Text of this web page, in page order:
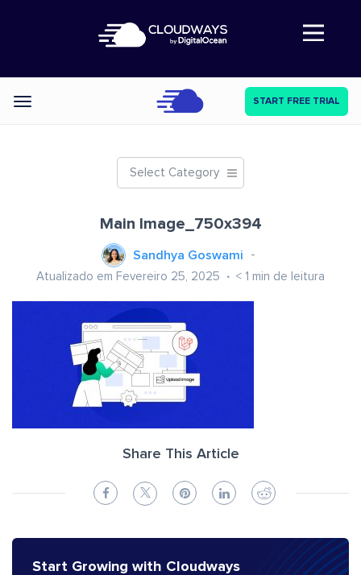
Abre a navegação
Categories START FREE TRIAL
Select Category
Main Image_750x394
Sandhya Goswami
Atualizado em Fevereiro 25, 2025 < 1 min de leitura
Share This Article
Start Growing with Cloudways